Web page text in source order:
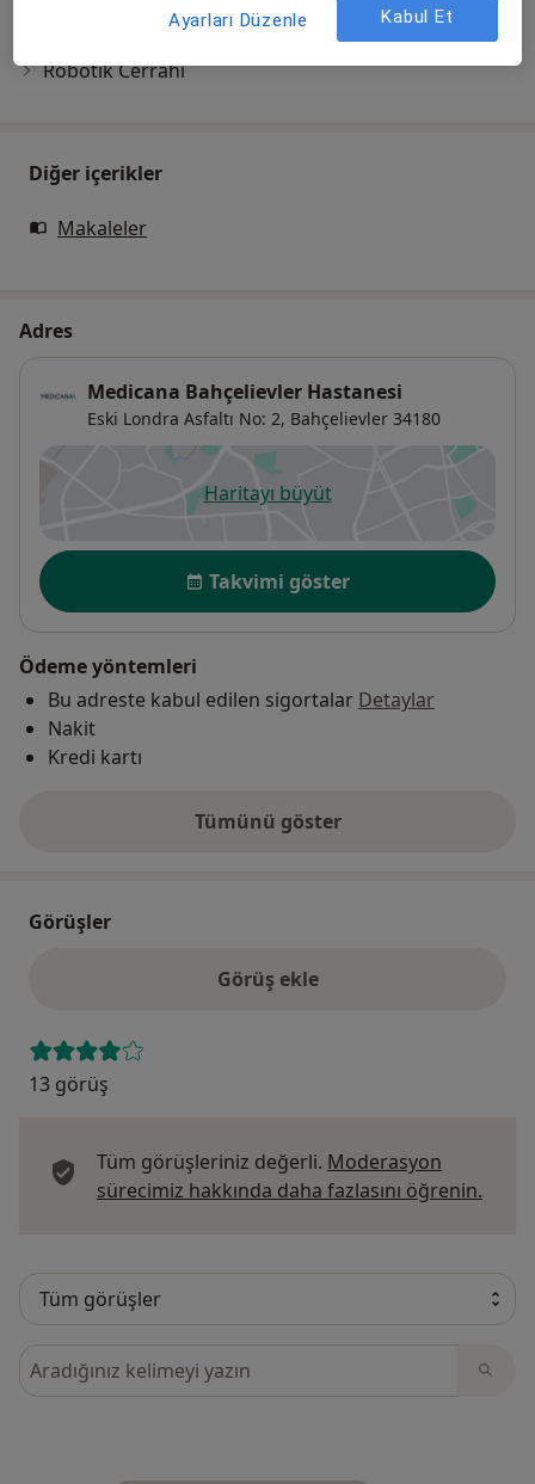
Robotik Cerrahi
Diğer içerikler
Makaleler
Adres
Medicana Bahçelievler Hastanesi
Eski Londra Asfaltı No: 2, Bahçelievler 34180
Haritayı büyütyeni bir sekmede açılır
Uygunluk
Takvimi göster
Ödeme yöntemleri
Bu adreste kabul edilen sigortalar Detaylar
Nakit
Kredi kartı
Tümünü göster
adres hakkında
Görüşler
Görüş ekle
13 görüş
Tüm görüşleriniz değerli. Moderasyon
sürecimiz hakkında daha fazlasını öğrenin.
Görüşler içerisinde ara
Ayarları Düzenle Kabul Et